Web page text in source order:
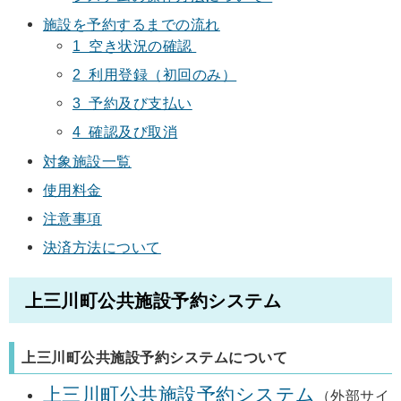
施設を予約するまでの流れ
1 空き状況の確認
2 利用登録（初回のみ）
3 予約及び支払い
4 確認及び取消
対象施設一覧
使用料金
注意事項
決済方法について
上三川町公共施設予約システム
上三川町公共施設予約システムについて
上三川町公共施設予約システム （外部サイ